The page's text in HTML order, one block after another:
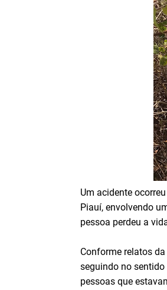
Um acidente
Piauí, envolvendo
pessoa perdeu a
Conforme relatos
seguindo no
pessoas que